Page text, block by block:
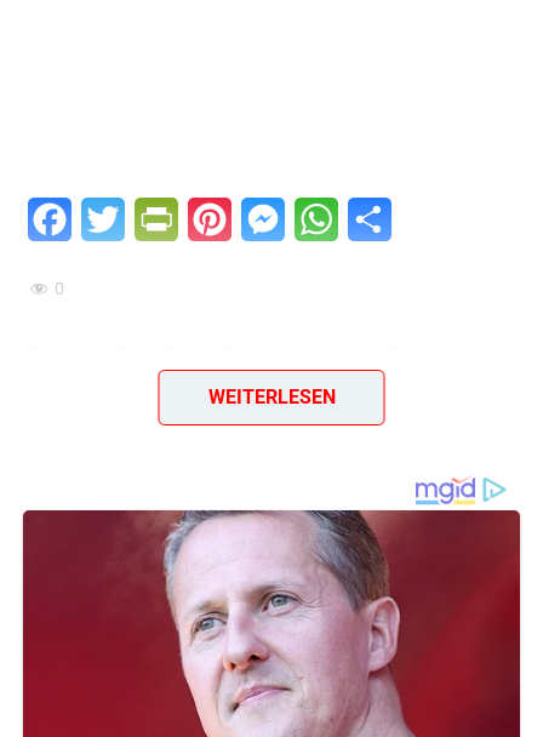
FacebookTwitter PrintFriendly
PinterestMessengerWhatsApp
0
Fenchelsalat mit Obst
Diese Zutaten brauchen wir…
2 Knollen Gemüsefenchel
150 g Pampelmuse
WEITERLESEN